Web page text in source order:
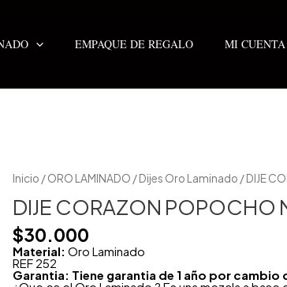
EMPAQUE DE REGALO MI CUENTA
Inicio /ORO LAMINADO /Dijes Oro Laminado / DIJE
DIJE CORAZON POPOCHO
$30.000
Material: Oro Laminado
REF 252
Garantia: Tiene garantia de 1 año por
DIJE
CORAZON
POPOCHO
NIÑ0
cantidad